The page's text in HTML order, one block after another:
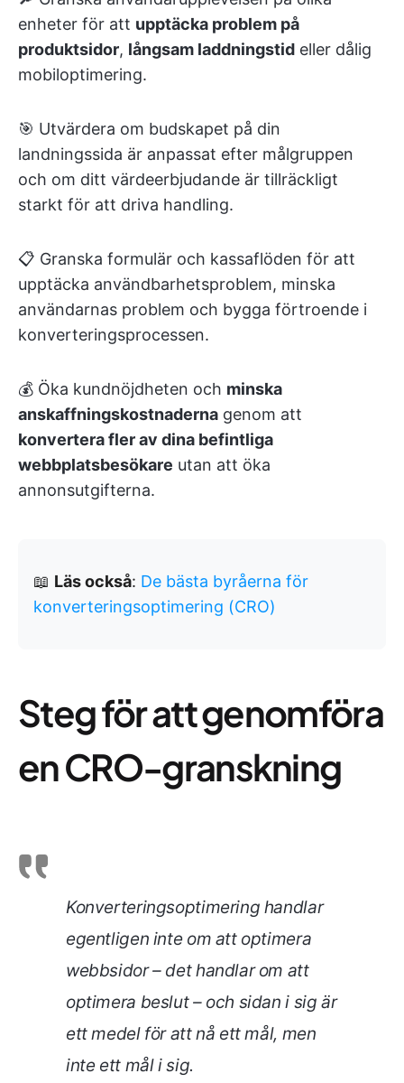
enheter för att upptäcka problem på
produktsidor, långsam laddningstid eller dålig
mobiloptimering.
🎯 Utvärdera om budskapet på din
landningssida är anpassat efter målgruppen
och om ditt värdeerbjudande är tillräckligt
starkt för att driva handling.
📋 Granska formulär och kassaflöden för att
upptäcka användbarhetsproblem, minska
användarnas problem och bygga förtroende i
konverteringsprocessen.
💰 Öka kundnöjdheten och minska
anskaffningskostnaderna genom att
konvertera fler av dina befintliga
webbplatsbesökare utan att öka
annonsutgifterna.
📖 Läs också: De bästa byråerna för
konverteringsoptimering (CRO)
Steg för att genomföra
en CRO-granskning
Konverteringsoptimering handlar
egentligen inte om att optimera
webbsidor – det handlar om att
optimera beslut – och sidan i sig är
ett medel för att nå ett mål, men
inte ett mål i sig.